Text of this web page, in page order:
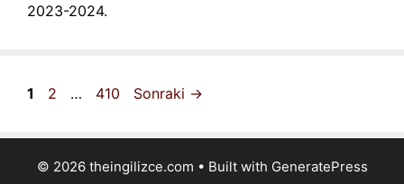
2023-2024.
Sayfa
1 Sayfa
2 … Sayfa
410 Sonraki →
© 2026 theingilizce.com • Built with GeneratePress